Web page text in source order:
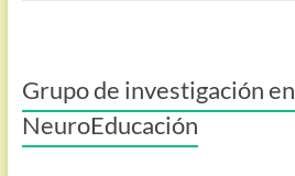
Grupo de investigación en
NeuroEducación